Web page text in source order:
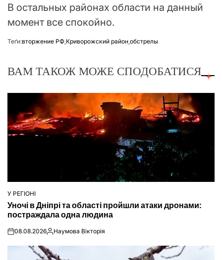
В остальных районах области на данный
момент все спокойно.
Теґи:вторжение РФ Криворожский район обстрелы
ВАМ ТАКОЖ МОЖЕ СПОДОБАТИСЯ
ОПУБЛІКУВАТИ
У
У РЕГІОНІ
Уночі в Дніпрі та області пройшли атаки дронами:
постраждала одна людина
on08.08.2026Опубліковано
Наумова Вікторія